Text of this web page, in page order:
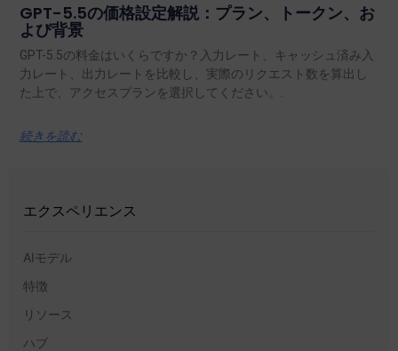
GPT-5.5の価格設定解説：プラン、トークン、お
よび背景
GPT-5.5の料金はいくらですか？入力レート、キャッシュ済み入
力レート、出力レートを比較し、実際のリクエスト数を算出し
た上で、アクセスプランを選択してください。.
続きを読む
エクスペリエンス
AIモデル
特徴
リソース
ハブ